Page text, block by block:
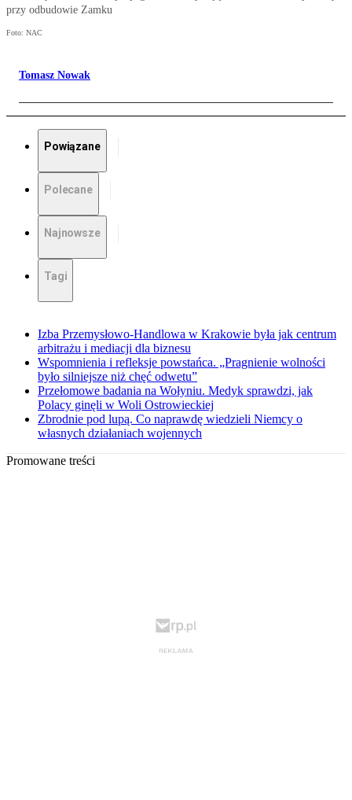
przy odbudowie Zamku
Foto: NAC
Tomasz Nowak
Powiązane
Polecane
Najnowsze
Tagi
Izba Przemysłowo-Handlowa w Krakowie była jak centrum
arbitrażu i mediacji dla biznesu
Wspomnienia i refleksje powstańca. „Pragnienie wolności
było silniejsze niż chęć odwetu”
Przełomowe badania na Wołyniu. Medyk sprawdzi, jak
Polacy ginęli w Woli Ostrowieckiej
Zbrodnie pod lupą. Co naprawdę wiedzieli Niemcy o
własnych działaniach wojennych
Promowane treści